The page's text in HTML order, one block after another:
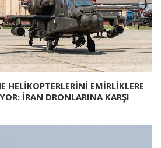
HELİKOPTERLERİNİ EMİRLİKLERE
İRAN DRONLARINA KARŞI